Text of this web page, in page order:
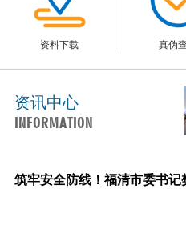
资料下载 真伪
资讯中心
INFORMATION